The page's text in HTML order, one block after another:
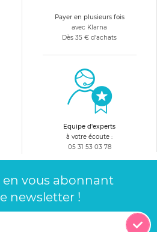
Payer en plusieurs fois
avec Klarna
Dès 35 € d'achats
Equipe d'experts
à votre écoute :
05 31 53 03 78
en vous abonnant
newsletter !